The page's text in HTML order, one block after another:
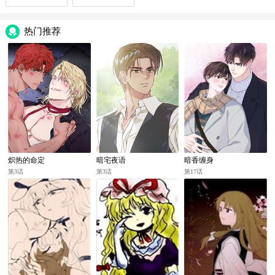
热门推荐
炽热的命定
第3话
暗宅夜语
第3话
暗香缠身
第17话